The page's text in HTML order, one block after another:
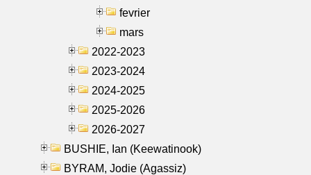
fevrier
mars
2022-2023
2023-2024
2024-2025
2025-2026
2026-2027
BUSHIE, Ian (Keewatinook)
BYRAM, Jodie (Agassiz)